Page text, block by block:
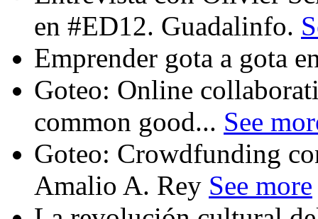
en #ED12. Guadalinfo.
Emprender gota a gota
Goteo: Online
common good... See
Goteo: Crowdfunding
Amalio A. Rey See more